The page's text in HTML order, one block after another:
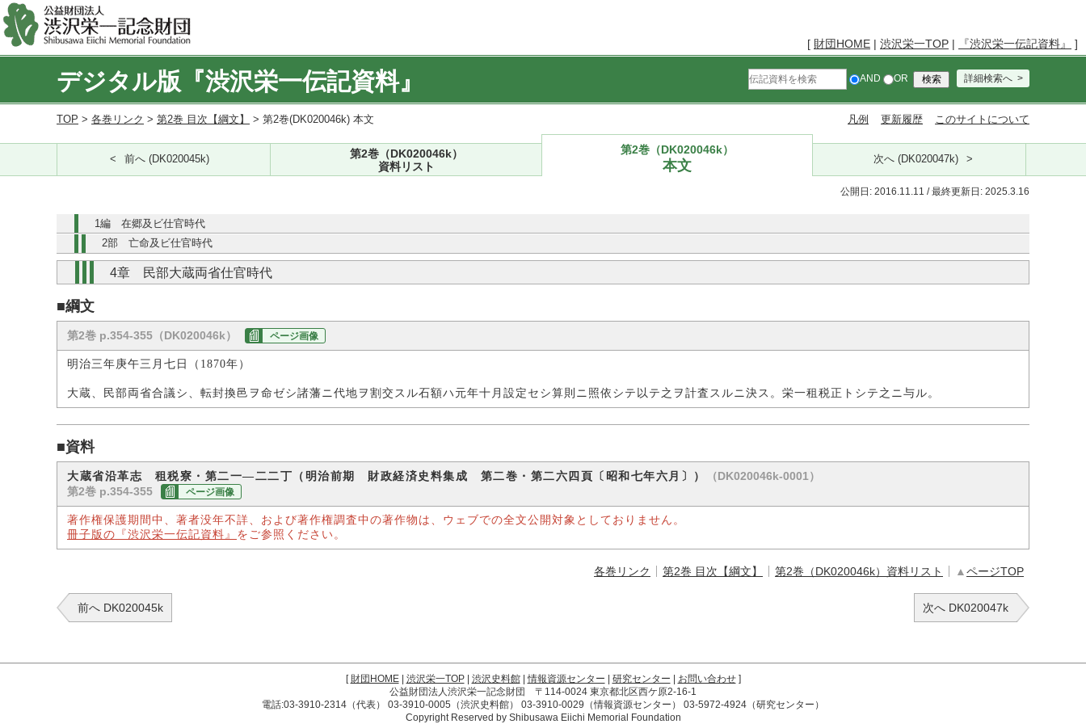
[ 財団HOME | 渋沢栄一TOP | 『渋沢栄一伝記資料』 ]
デジタル版『渋沢栄一伝記資料』 AND OR 詳細検索へ
TOP > 各巻リンク > 第2巻 目次【綱文】 > 第2巻(DK020046k) 本文 凡例 更新履歴 このサイトについて
前へ (DK020045k)
第2巻（DK020046k）
資料リスト
第2巻（DK020046k）
本文 次へ (DK020047k)
公開日: 2016.11.11 / 最終更新日: 2025.3.16
1編 在郷及ビ仕官時代
2部 亡命及ビ仕官時代
4章 民部大蔵両省仕官時代
■綱文
第2巻 p.354-355（DK020046k） ページ画像
明治三年庚午三月七日（1870年）
大蔵、民部両省合議シ、転封換邑ヲ命ゼシ諸藩ニ代地ヲ割交スル石額ハ元年十月設定セシ算則ニ照依シテ以テ之ヲ計査スルニ決ス。栄一租税正トシテ之ニ与ル。
■資料
大蔵省沿革志 租税寮・第二一―二二丁（明治前期 財政経済史料集成 第二巻・第二六四頁〔昭和七年六月〕）
（DK020046k-0001）
第2巻 p.354-355
ページ画像
著作権保護期間中、著者没年不詳、および著作権調査中の著作物は、ウェブでの全文公開対象としておりません。
冊子版の『渋沢栄一伝記資料』 をご参照ください。
各巻リンク 第2巻 目次【綱文】 第2巻（DK020046k）資料リスト ▲ページTOP
前へ DK020045k 次へ DK020047k
[財団HOME| 渋沢栄一TOP| 渋沢史料館|情報資源センター 研究センター お問い合わせ]
公益財団法人渋沢栄一記念財団 〒114-0024 東京都北区西ケ原2-16-1
電話:03-3910-2314（代表） 03-3910-0005（渋沢史料館） 03-3910-0029（情報資源センター） 03-5972-4924（研究センター）
Copyright Reserved by Shibusawa Eiichi Memorial Foundation